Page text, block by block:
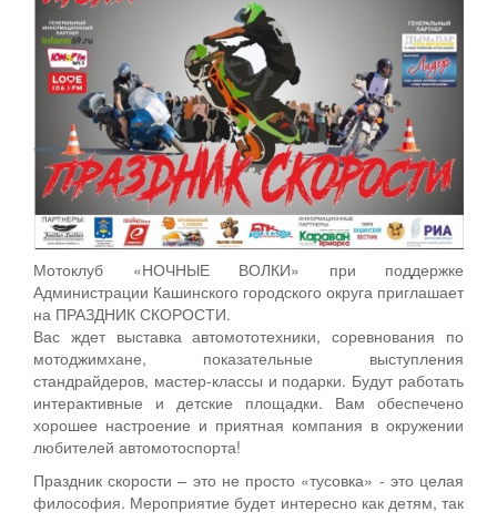
Мотоклуб «НОЧНЫЕ ВОЛКИ» при поддержке
Администрации Кашинского городского округа приглашает
на ПРАЗДНИК СКОРОСТИ.
Вас ждет выставка автомототехники, соревнования по
мотоджимхане, показательные выступления
стандрайдеров, мастер-классы и подарки. Будут работать
интерактивные и детские площадки. Вам обеспечено
хорошее настроение и приятная компания в окружении
любителей автомотоспорта!
Праздник скорости – это не просто «тусовка» - это целая
философия. Мероприятие будет интересно как детям, так